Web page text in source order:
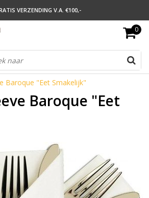
VERZENDING V.A. €100,-
BINNEN 2 WERKDAGEN
BETALEN VIA AFTERPAY
0
Baroque "Eet Smakelijk"
Baroque "Eet